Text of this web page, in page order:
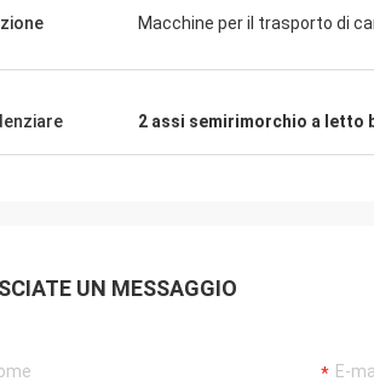
Macchine per il trasporto di
2 assi semirimorchio a letto
UN MESSAGGIO